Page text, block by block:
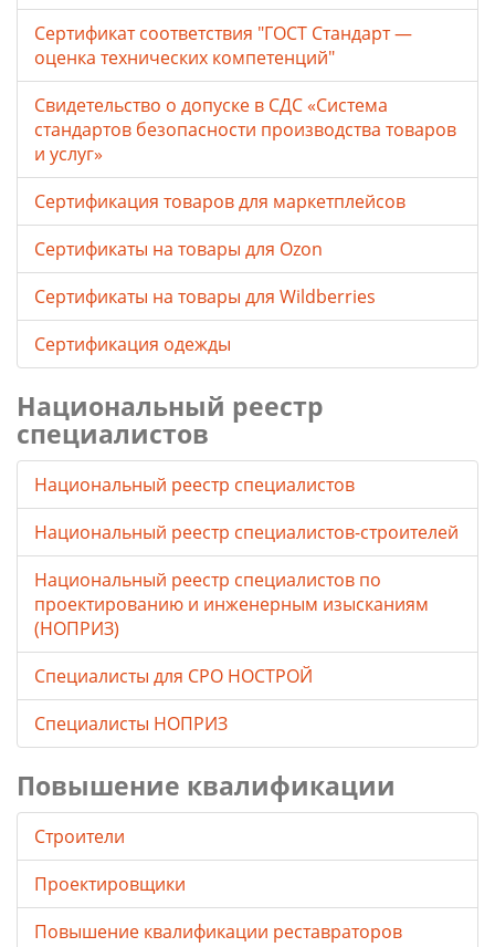
Сертификат соответствия "ГОСТ Стандарт —
оценка технических компетенций"
Свидетельство о допуске в СДС «Система
стандартов безопасности производства товаров
и услуг»
Сертификация товаров для маркетплейсов
Cертификаты на товары для Ozon
Cертификаты на товары для Wildberries
Сертификация одежды
Национальный реестр
специалистов
Национальный реестр специалистов
Национальный реестр специалистов-строителей
Национальный реестр специалистов по
проектированию и инженерным изысканиям
(НОПРИЗ)
Специалисты для СРО НОСТРОЙ
Специалисты НОПРИЗ
Повышение квалификации
Строители
Проектировщики
Повышение квалификации реставраторов